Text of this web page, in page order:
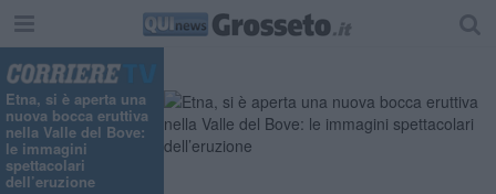
Etna, si è aperta una
nuova bocca eruttiva
nella Valle del Bove:
le immagini
spettacolari
dell’eruzione